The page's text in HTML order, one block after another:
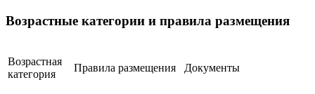
Возрастные категории и правила размещения
Возрастная
категория
Правила размещения Документы